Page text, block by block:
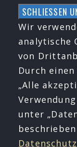
Zum
Inhalt
springen
Wir
analytische
von
Durch
„Alle
unter